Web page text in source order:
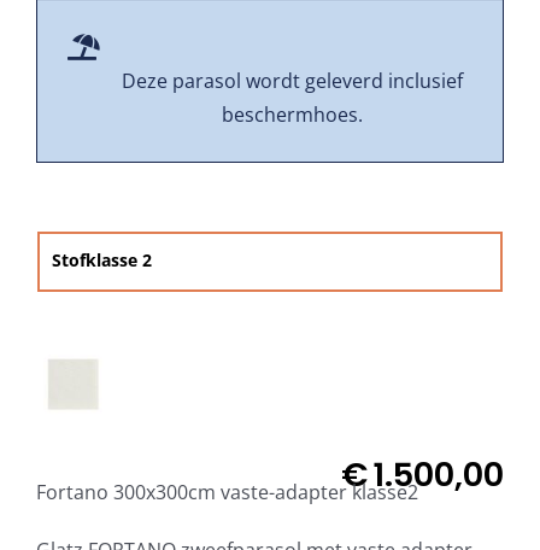
Glatz Vita Collectie
Glatz stofstalen collectie Sampleboeken
Deze parasol wordt geleverd inclusief
beschermhoes.
Stofklasse 2
€1.500,00
Fortano 300x300cm vaste-adapter klasse2